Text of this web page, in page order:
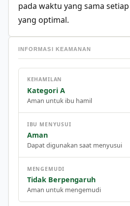
pada waktu yang sama
yang optimal.
INFORMASI KEAMANAN
KEHAMILAN
Kategori A
Aman untuk ibu hamil
IBU MENYUSUI
Aman
Dapat digunakan saat menyusui
MENGEMUDI
Tidak Berpengaruh
Aman untuk mengemudi